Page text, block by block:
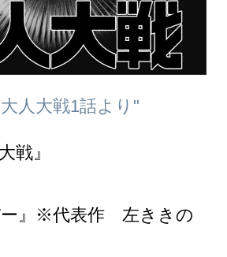
人大戦1話より"
戦』
ー』※代表作 左ききの